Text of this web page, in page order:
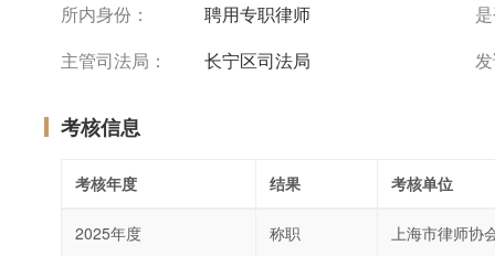
所内身份：
聘用专职律师
主管司法局：
长宁区司法局
考核信息
考核年度 结果 考核单位
2025年度 称职 上海市律师协